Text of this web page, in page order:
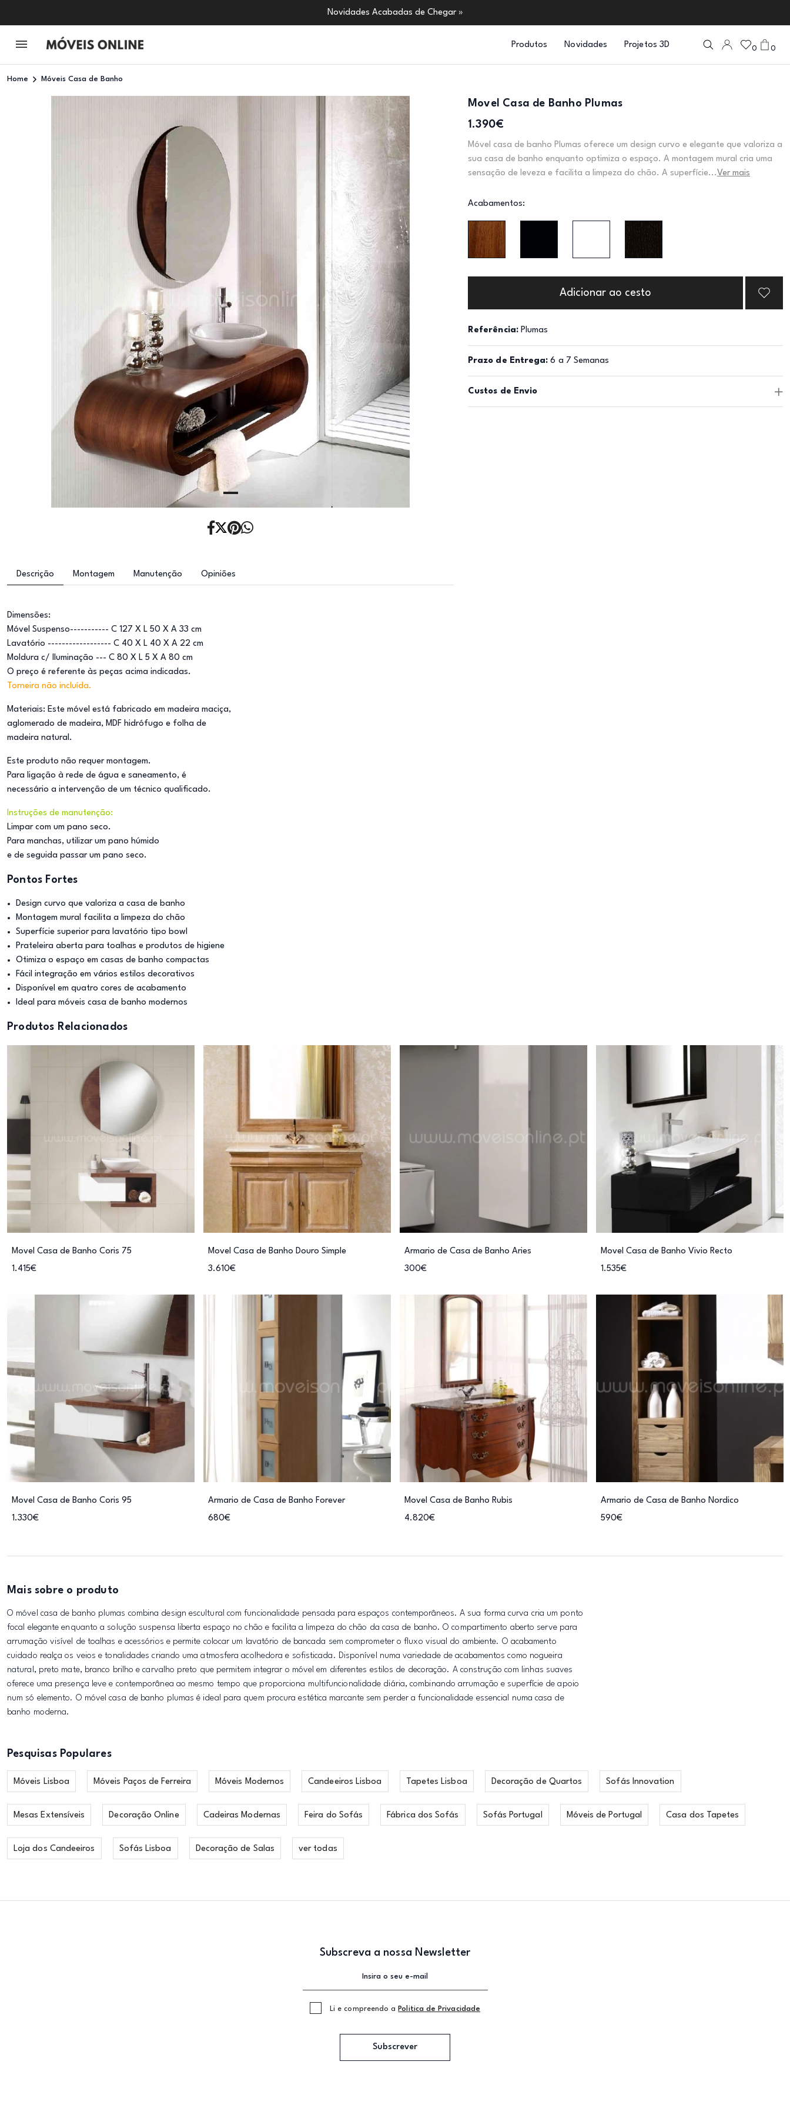
Novidades Acabadas de Chegar »
Produtos Novidades Projetos 3D 0 0
Home Móveis Casa de Banho
Movel Casa de Banho Plumas
1.390€
Móvel casa de banho Plumas oferece um design curvo e elegante que valoriza a
sua casa de banho enquanto optimiza o espaço. A montagem mural cria uma
sensação de leveza e facilita a limpeza do chão. A superfície... Ver mais
Acabamentos:
Adicionar ao cesto
Referência: Plumas
Prazo de Entrega: 6 a 7 Semanas
Custos de Envio
Descrição Montagem Manutenção Opiniões
Dimensões:
Móvel Suspenso----------- C 127 X L 50 X A 33 cm
Lavatório ------------------ C 40 X L 40 X A 22 cm
Moldura c/ Iluminação --- C 80 X L 5 X A 80 cm
O preço é referente às peças acima indicadas.
Torneira não incluída.
Materiais: Este móvel está fabricado em madeira maciça,
aglomerado de madeira, MDF hidrófugo e folha de
madeira natural.
Este produto não requer montagem.
Para ligação à rede de água e saneamento, é
necessário a intervenção de um técnico qualificado.
Instruções de manutenção:
Limpar com um pano seco.
Para manchas, utilizar um pano húmido
e de seguida passar um pano seco.
Pontos Fortes
Design curvo que valoriza a casa de banho
Montagem mural facilita a limpeza do chão
Superfície superior para lavatório tipo bowl
Prateleira aberta para toalhas e produtos de higiene
Otimiza o espaço em casas de banho compactas
Fácil integração em vários estilos decorativos
Disponível em quatro cores de acabamento
Ideal para móveis casa de banho modernos
Produtos Relacionados
Movel Casa de Banho Coris 75
1.415€
Movel Casa de Banho Douro Simple
3.610€
Armario de Casa de Banho Aries
300€
Movel Casa de Banho Vivio Recto
1.535€
Movel Casa de Banho Coris 95
1.330€
Armario de Casa de Banho Forever
680€
Movel Casa de Banho Rubis
4.820€
Armario de Casa de Banho Nordico
590€
Mais sobre o produto
O móvel casa de banho plumas combina design escultural com funcionalidade pensada para espaços contemporâneos. A sua forma curva cria um ponto
focal elegante enquanto a solução suspensa liberta espaço no chão e facilita a limpeza do chão da casa de banho. O compartimento aberto serve para
arrumação visível de toalhas e acessórios e permite colocar um lavatório de bancada sem comprometer o fluxo visual do ambiente. O acabamento
cuidado realça os veios e tonalidades criando uma atmosfera acolhedora e sofisticada. Disponível numa variedade de acabamentos como nogueira
natural, preto mate, branco brilho e carvalho preto que permitem integrar o móvel em diferentes estilos de decoração. A construção com linhas suaves
oferece uma presença leve e contemporânea ao mesmo tempo que proporciona multifuncionalidade diária, combinando arrumação e superfície de apoio
num só elemento. O móvel casa de banho plumas é ideal para quem procura estética marcante sem perder a funcionalidade essencial numa casa de
banho moderna.
Pesquisas Populares
Móveis Lisboa Móveis Paços de Ferreira Móveis Modernos Candeeiros Lisboa Tapetes Lisboa Decoração de Quartos Sofás Innovation
Mesas Extensíveis Decoração Online Cadeiras Modernas Feira do Sofás Fábrica dos Sofás Sofás Portugal Móveis de Portugal Casa dos Tapetes
Loja dos Candeeiros Sofás Lisboa Decoração de Salas ver todas
Subscreva a nossa Newsletter
Li e compreendo a Politica de Privacidade
Subscrever